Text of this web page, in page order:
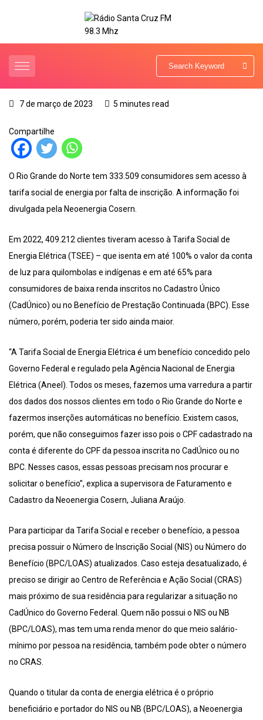
7 de março de 2023 5 minutes read
Compartilhe
O Rio Grande do Norte tem 333.509 consumidores sem acesso à
tarifa social de energia por falta de inscrição. A informação foi
divulgada pela Neoenergia Cosern.
Em 2022, 409.212 clientes tiveram acesso à Tarifa Social de
Energia Elétrica (TSEE) – que isenta em até 100% o valor da conta
de luz para quilombolas e indígenas e em até 65% para
consumidores de baixa renda inscritos no Cadastro Único
(CadÚnico) ou no Benefício de Prestação Continuada (BPC). Esse
número, porém, poderia ter sido ainda maior.
“A Tarifa Social de Energia Elétrica é um benefício concedido pelo
Governo Federal e regulado pela Agência Nacional de Energia
Elétrica (Aneel). Todos os meses, fazemos uma varredura a partir
dos dados dos nossos clientes em todo o Rio Grande do Norte e
fazermos inserções automáticas no benefício. Existem casos,
porém, que não conseguimos fazer isso pois o CPF cadastrado na
conta é diferente do CPF da pessoa inscrita no CadÚnico ou no
BPC. Nesses casos, essas pessoas precisam nos procurar e
solicitar o benefício”, explica a supervisora de Faturamento e
Cadastro da Neoenergia Cosern, Juliana Araújo.
Para participar da Tarifa Social e receber o benefício, a pessoa
precisa possuir o Número de Inscrição Social (NIS) ou Número do
Benefício (BPC/LOAS) atualizados. Caso esteja desatualizado, é
preciso se dirigir ao Centro de Referência e Ação Social (CRAS)
mais próximo de sua residência para regularizar a situação no
CadÚnico do Governo Federal. Quem não possui o NIS ou NB
(BPC/LOAS), mas tem uma renda menor do que meio salário-
mínimo por pessoa na residência, também pode obter o número
no CRAS.
Quando o titular da conta de energia elétrica é o próprio
beneficiário e portador do NIS ou NB (BPC/LOAS), a Neoenergia